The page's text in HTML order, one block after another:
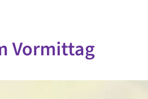
Vormittag